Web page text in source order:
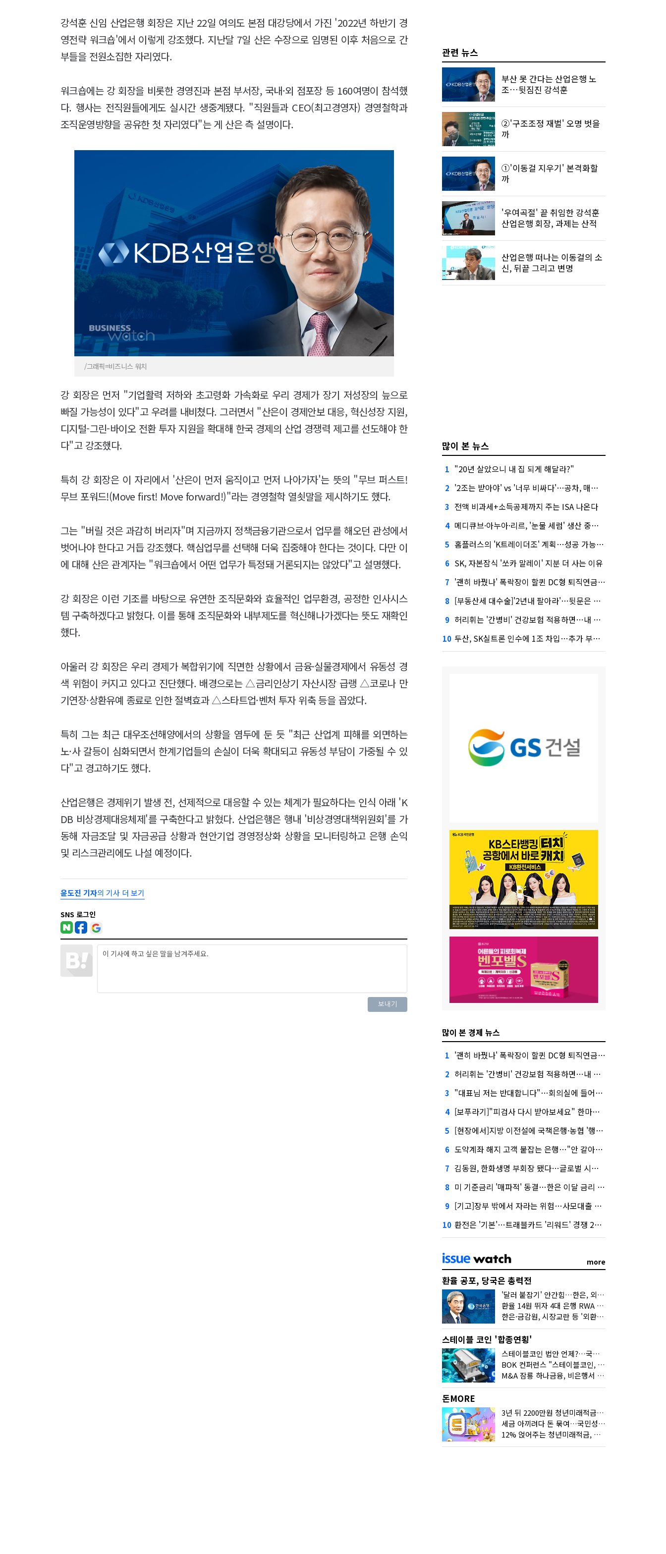
강석훈 신임 산업은행 회장은 지난 22일 여의도 본점 대강당에서 가진 '2022년 하반기 경
영전략 워크숍'에서 이렇게 강조했다. 지난달 7일 산은 수장으로 임명된 이후 처음으로 간
부들을 전원소집한 자리였다.
워크숍에는 강 회장을 비롯한 경영진과 본점 부서장, 국내·외 점포장 등 160여명이 참석했
다. 행사는 전직원들에게도 실시간 생중계됐다. "직원들과 CEO(최고경영자) 경영철학과
조직운영방향을 공유한 첫 자리였다"는 게 산은 측 설명이다.
/그래픽=비즈니스 워치
강 회장은 먼저 "기업활력 저하와 초고령화 가속화로 우리 경제가 장기 저성장의 늪으로
빠질 가능성이 있다"고 우려를 내비쳤다. 그러면서 "산은이 경제안보 대응, 혁신성장 지원,
디지털-그린-바이오 전환 투자 지원을 확대해 한국 경제의 산업 경쟁력 제고를 선도해야 한
다"고 강조했다.
특히 강 회장은 이 자리에서 '산은이 먼저 움직이고 먼저 나아가자'는 뜻의 "무브 퍼스트!
무브 포워드!(Move first! Move forward!)"라는 경영철학 열쇳말을 제시하기도 했다.
그는 "버릴 것은 과감히 버리자"며 지금까지 정책금융기관으로서 업무를 해오던 관성에서
벗어나야 한다고 거듭 강조했다. 핵심업무를 선택해 더욱 집중해야 한다는 것이다. 다만 이
에 대해 산은 관계자는 "워크숍에서 어떤 업무가 특정돼 거론되지는 않았다"고 설명했다.
강 회장은 이런 기조를 바탕으로 유연한 조직문화와 효율적인 업무환경, 공정한 인사시스
템 구축하겠다고 밝혔다. 이를 통해 조직문화와 내부제도를 혁신해나가겠다는 뜻도 재확인
했다.
아울러 강 회장은 우리 경제가 복합위기에 직면한 상황에서 금융·실물경제에서 유동성 경
색 위험이 커지고 있다고 진단했다. 배경으로는 △금리인상기 자산시장 급랭 △코로나 만
기연장·상환유예 종료로 인한 절벽효과 △스타트업·벤처 투자 위축 등을 꼽았다.
특히 그는 최근 대우조선해양에서의 상황을 염두에 둔 듯 "최근 산업계 피해를 외면하는
노·사 갈등이 심화되면서 한계기업들의 손실이 더욱 확대되고 유동성 부담이 가중될 수 있
다"고 경고하기도 했다.
산업은행은 경제위기 발생 전, 선제적으로 대응할 수 있는 체계가 필요하다는 인식 아래 'K
DB 비상경제대응체제'를 구축한다고 밝혔다. 산업은행은 행내 '비상경영대책위원회'를 가
동해 자금조달 및 자금공급 상황과 현안기업 경영정상화 상황을 모니터링하고 은행 손익
및 리스크관리에도 나설 예정이다.
윤도진 기자의 기사 더 보기
SNS 로그인
관련 뉴스
부산 못 간다는 산업은행 노
조…뒷짐진 강석훈
②'구조조정 재벌' 오명 벗을
까
①'이동걸 지우기' 본격화할
까
'우여곡절' 끝 취임한 강석훈
산업은행 회장, 과제는 산적
산업은행 떠나는 이동걸의 소
신, 뒤끝 그리고 변명
많이 본 뉴스
1 "20년 살았으니 내 집 되게 해달라?"
2 '2조는 받아야' vs '너무 비싸다'…공차, 매각 성공할까
3 전액 비과세+소득공제까지 주는 ISA 나온다
4 메디큐브·아누아·리르, '눈물 세럼' 생산 중단한다
5 홈플러스의 'K트레이더조' 계획…성공 가능성은 '글쎄'
6 SK, 자본잠식 '쏘카 말레이' 지분 더 사는 이유
7 '괜히 바꿨나' 폭락장이 할퀸 DC형 퇴직연금…전문가 조언은
8 [부동산세 대수술]'2년내 팔아라'…뒷문은 열었다
9 허리휘는 '간병비' 건강보험 적용하면…내 간병보험은?
10 두산, SK실트론 인수에 1조 차입…추가 부담은?
많이 본 경제 뉴스
1 '괜히 바꿨나' 폭락장이 할퀸 DC형 퇴직연금…전문가 조언은
2 허리휘는 '간병비' 건강보험 적용하면…내 간병보험은?
3 "대표님 저는 반대합니다"…회의실에 들어온 신한금융 AI
4 [보푸라기]"피검사 다시 받아보세요" 한마디에 보험금 못 받을 뻔?
5 [현장에서]지방 이전설에 국책은행·농협 '행동파'…금감원 '신중모드'
6 도약계좌 해지 고객 붙잡는 은행…"안 갈아타도 우대금리 드려요"
7 김동원, 한화생명 부회장 됐다…글로벌 시너지 기대감
8 미 기준금리 '매파적' 동결…한은 이달 금리 향방은?
9 [기고]장부 밖에서 자라는 위험…사모대출 시장과 AI
10 환전은 '기본'…트래블카드 '리워드' 경쟁 2라운드
more
환율 공포, 당국은 총력전
'달러 붙잡기' 안간힘…한은, 외화 초과지준에 이자 6개월 더
환율 14원 뛰자 4대 은행 RWA 6조 '눈덩이'…2배 뛴 2분기는?
한은·금감원, 시장교란 등 '외환공동검사'…환율 급등 전방위 대응
스테이블 코인 '합종연횡'
스테이블코인 법안 언제?…국회에 쏠린 시선
BOK 컨퍼런스 "스테이블코인, 결제 넘어 보험 대출 등 금융 연결 도구"
M&A 잠룡 하나금융, 비은행서 '두나무'로 눈돌린 이유는
돈MORE
3년 뒤 2200만원 청년미래적금, 최고 금리 받으려면?
세금 아끼려다 돈 묶여…국민성장펀드 누가 가입하면 좋을까
12% 얹어주는 청년미래적금, 갈아타기 거절 될수 있어요